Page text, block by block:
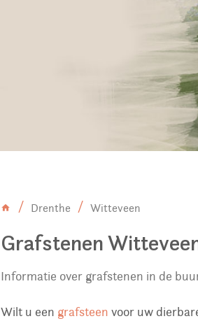
Drenthe Witteveen
Grafstenen
Informatie over grafstenen in de
Wilt u een grafsteen voor uw